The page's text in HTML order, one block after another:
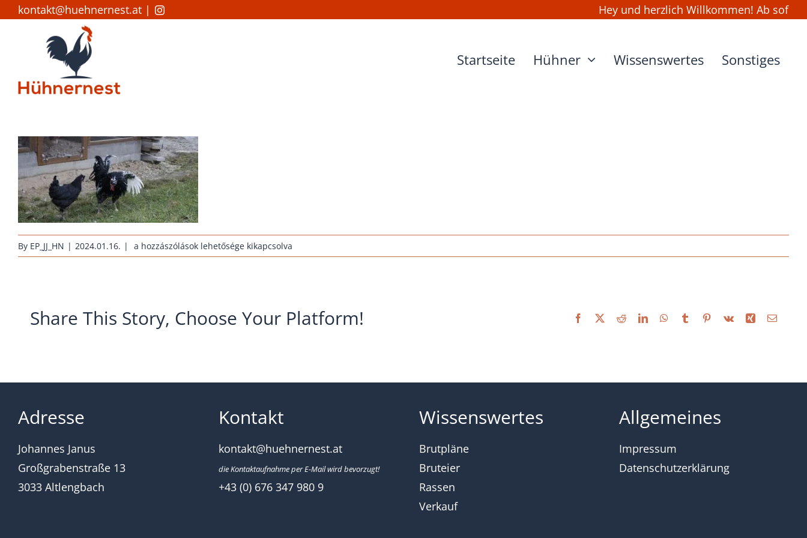
Skipkontakt@huehnernest.at| Hey und herzlich Willkommen! Ab sofort
Startseite Hühner Wissenswertes Sonstiges
By EP_JJ_HN | 2024.01.16. |
janus-
erhaltungszucht-
a hozzászólások lehetősége kikapcsolva
Share This Story, Choose Your Platform! Facebook RedditLinkedInWhatsApp
Tumblr Pinterest
Vk Xing Email
Adresse
Johannes Janus
Großgrabenstraße 13
3033 Altlengbach
Kontakt
kontakt@huehnernest.at
die Kontaktaufnahme per E-Mail wird bevorzugt!
+43 (0) 676 347 980 9
Wissenswertes
Brutpläne
Bruteier
Rassen
Verkauf
Allgemeines
Impressum
Datenschutzerklärung